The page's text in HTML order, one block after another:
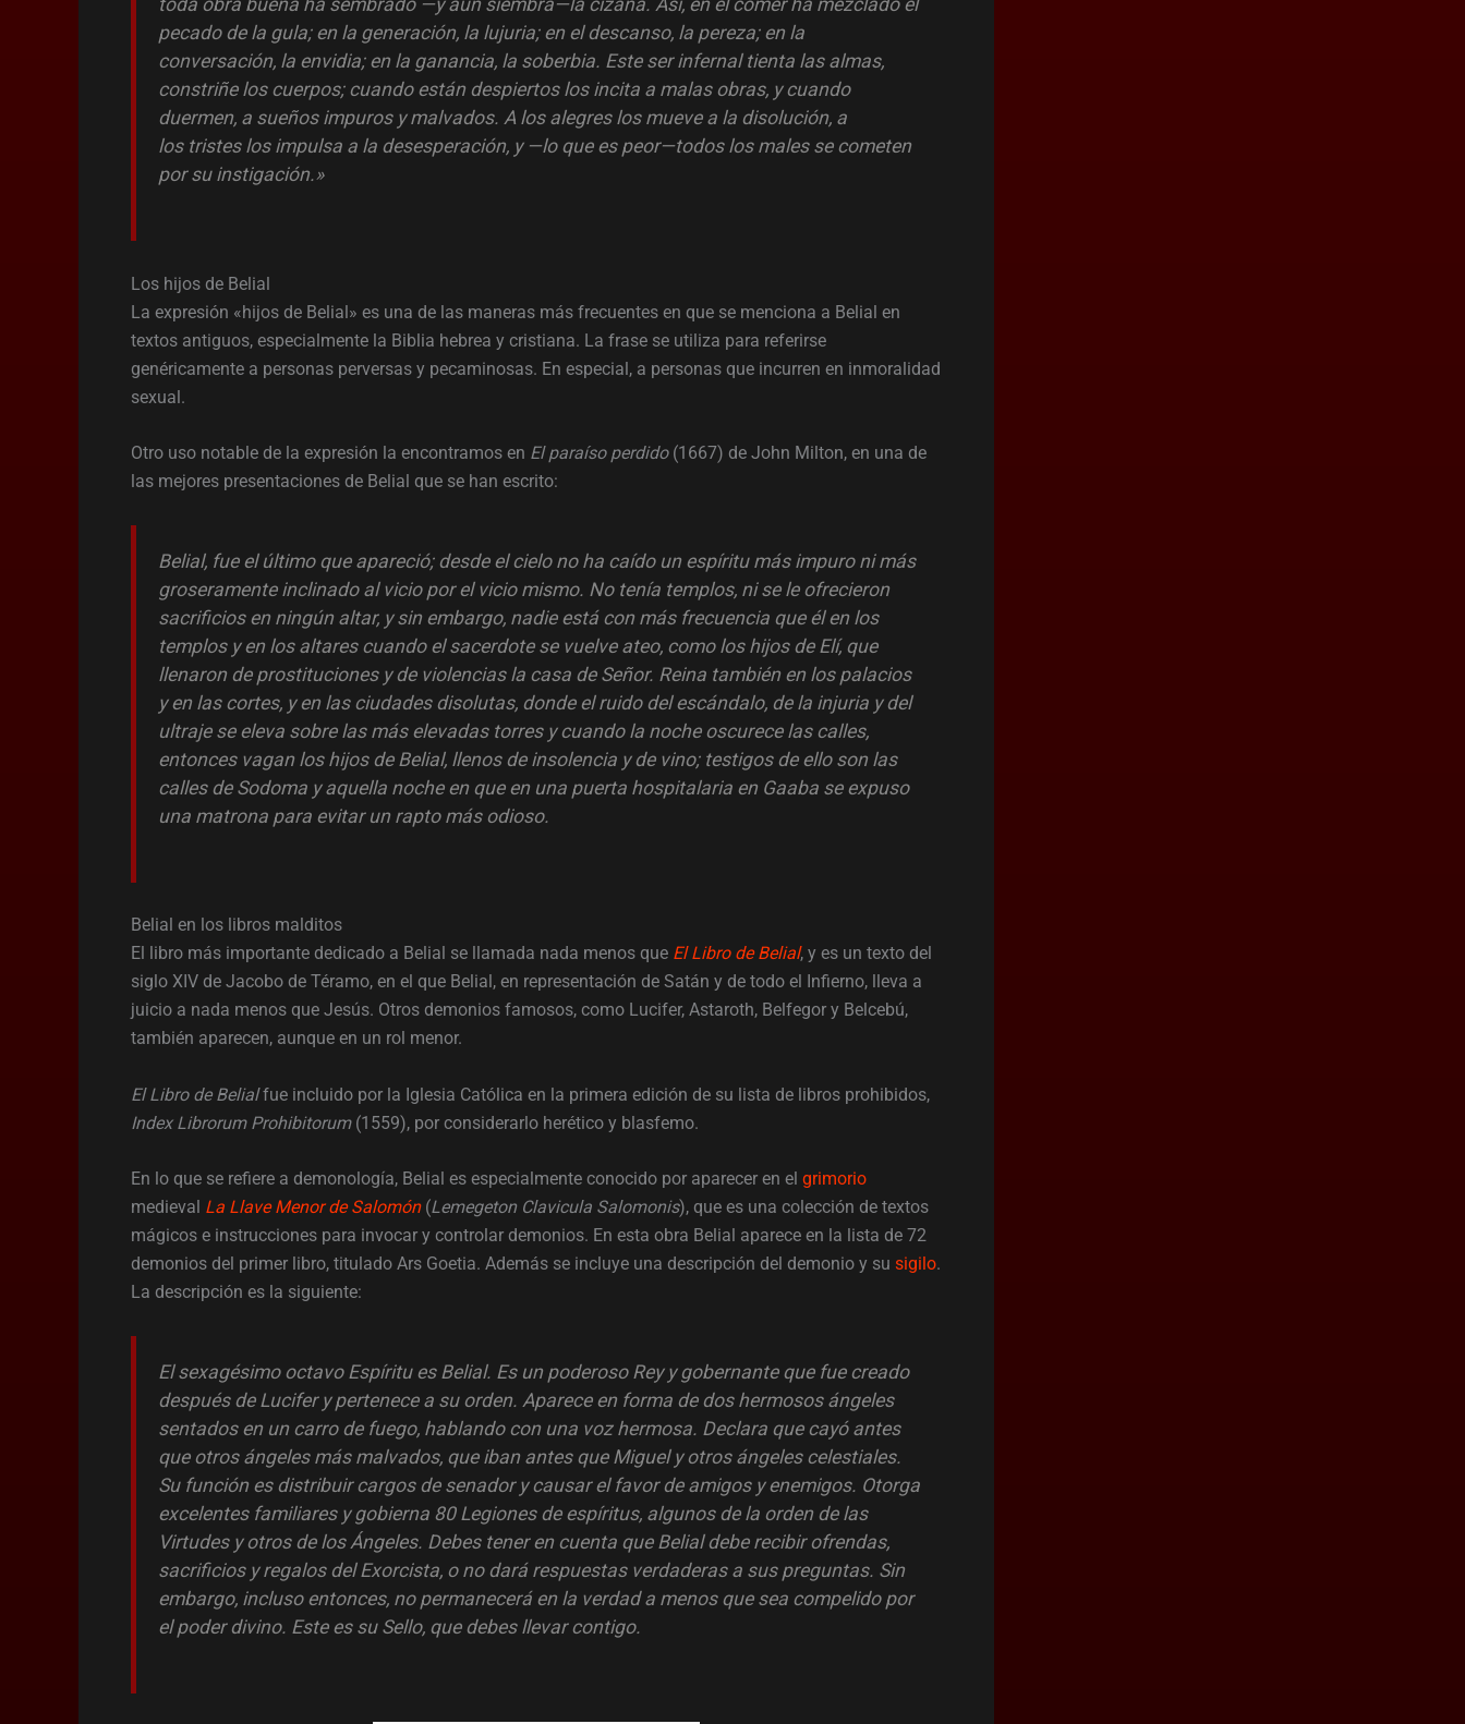
toda obra buena ha sembrado —y aún siembra—la cizaña. Así, en el comer ha mezclado el
pecado de la gula; en la generación, la lujuria; en el descanso, la pereza; en la
conversación, la envidia; en la ganancia, la soberbia. Este ser infernal tienta las almas,
constriñe los cuerpos; cuando están despiertos los incita a malas obras, y cuando
duermen, a sueños impuros y malvados. A los alegres los mueve a la disolución, a
los tristes los impulsa a la desesperación, y —lo que es peor—todos los males se cometen
por su instigación.»
Los hijos de Belial
La expresión «hijos de Belial» es una de las maneras más frecuentes en que se menciona a Belial en
textos antiguos, especialmente la Biblia hebrea y cristiana. La frase se utiliza para referirse
genéricamente a personas perversas y pecaminosas. En especial, a personas que incurren en inmoralidad
sexual.
Otro uso notable de la expresión la encontramos en El paraíso perdido(1667) de John Milton, en una de
las mejores presentaciones de Belial que se han escrito:
Belial, fue el último que apareció; desde el cielo no ha caído un espíritu más impuro ni más
groseramente inclinado al vicio por el vicio mismo. No tenía templos, ni se le ofrecieron
sacrificios en ningún altar, y sin embargo, nadie está con más frecuencia que él en los
templos y en los altares cuando el sacerdote se vuelve ateo, como los hijos de Elí, que
llenaron de prostituciones y de violencias la casa de Señor. Reina también en los palacios
y en las cortes, y en las ciudades disolutas, donde el ruido del escándalo, de la injuria y del
ultraje se eleva sobre las más elevadas torres y cuando la noche oscurece las calles,
entonces vagan los hijos de Belial, llenos de insolencia y de vino; testigos de ello son las
calles de Sodoma y aquella noche en que en una puerta hospitalaria en Gaaba se expuso
una matrona para evitar un rapto más odioso.
Belial en los libros malditos
El libro más importante dedicado a Belial se llamada nada menos que El Libro de Belial, y es un texto del
siglo XIV de Jacobo de Téramo, en el que Belial, en representación de Satán y de todo el Infierno, lleva a
juicio a nada menos que Jesús. Otros demonios famosos, como Lucifer, Astaroth, Belfegor y Belcebú,
también aparecen, aunque en un rol menor.
El Libro de Belialfue incluido por la Iglesia Católica en la primera edición de su lista de libros prohibidos,
Index Librorum Prohibitorum(1559), por considerarlo herético y blasfemo.
En lo que se refiere a demonología, Belial es especialmente conocido por aparecer en el grimorio
medieval La Llave Menor de Salomón(Lemegeton Clavicula Salomonis), que es una colección de textos
mágicos e instrucciones para invocar y controlar demonios. En esta obra Belial aparece en la lista de 72
demonios del primer libro, titulado Ars Goetia. Además se incluye una descripción del demonio y su sigilo.
La descripción es la siguiente:
El sexagésimo octavo Espíritu es Belial. Es un poderoso Rey y gobernante que fue creado
después de Lucifer y pertenece a su orden. Aparece en forma de dos hermosos ángeles
sentados en un carro de fuego, hablando con una voz hermosa. Declara que cayó antes
que otros ángeles más malvados, que iban antes que Miguel y otros ángeles celestiales.
Su función es distribuir cargos de senador y causar el favor de amigos y enemigos. Otorga
excelentes familiares y gobierna 80 Legiones de espíritus, algunos de la orden de las
Virtudes y otros de los Ángeles. Debes tener en cuenta que Belial debe recibir ofrendas,
sacrificios y regalos del Exorcista, o no dará respuestas verdaderas a sus preguntas. Sin
embargo, incluso entonces, no permanecerá en la verdad a menos que sea compelido por
el poder divino. Este es su Sello, que debes llevar contigo.